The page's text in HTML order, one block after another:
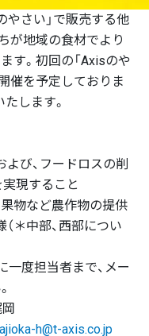
やさい」で販売する他
が地域の食材でより
す。初回の「Axisのや
催を予定しておりま
します。
び、フードロスの削
実現すること
果物など農作物の提供
＊中部、西部につい
一度担当者まで、メー
h@t-axis.co.jp